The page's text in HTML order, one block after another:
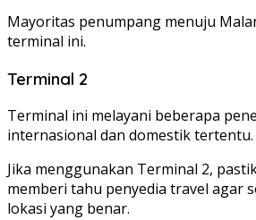
Mayoritas penumpang menuju
terminal ini.
Terminal 2
Terminal ini melayani beberapa
internasional dan domestik tertentu.
Jika menggunakan Terminal 2,
memberi tahu penyedia travel agar
lokasi yang benar.